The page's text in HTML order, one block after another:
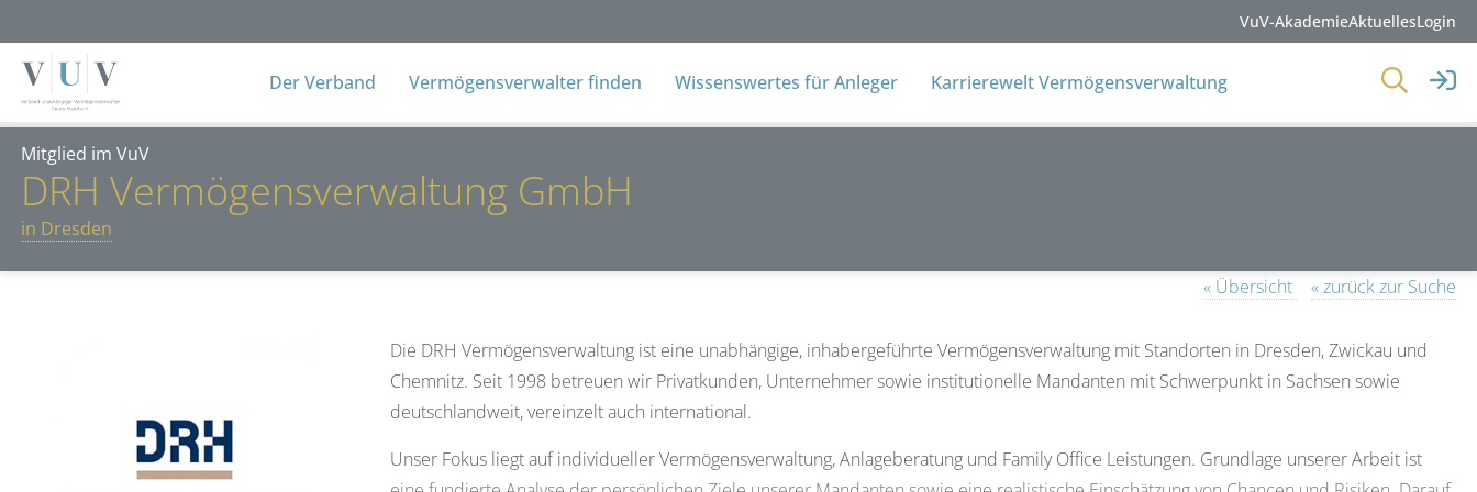
VuV-AkademieAktuellesLogin
Der Verband Vermögensverwalter finden Wissenswertes für Anleger Karrierewelt Vermögensverwaltung
Mitglied im VuV
DRH Vermögensverwaltung GmbH
in Dresden
« Übersicht « zurück zur Suche
Die DRH Vermögensverwaltung ist eine unabhängige, inhabergeführte Vermögensverwaltung mit Standorten in Dresden, Zwickau und
Chemnitz. Seit 1998 betreuen wir Privatkunden, Unternehmer sowie institutionelle Mandanten mit Schwerpunkt in Sachsen sowie
deutschlandweit, vereinzelt auch international.
Unser Fokus liegt auf individueller Vermögensverwaltung, Anlageberatung und Family Office Leistungen. Grundlage unserer Arbeit ist